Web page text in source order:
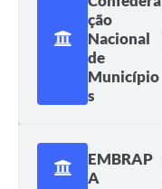
ção
Nacional
de
Município
s
EMBRAP
A